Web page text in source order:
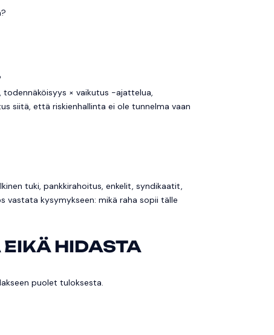
× vaikutus -ajattelua,
siitä, että riskienhallinta ei ole tunnelma vaan
tuki, pankkirahoitus, enkelit, syndikaatit,
vastata kysymykseen: mikä raha sopii tälle
HIDASTA
puolet tuloksesta.